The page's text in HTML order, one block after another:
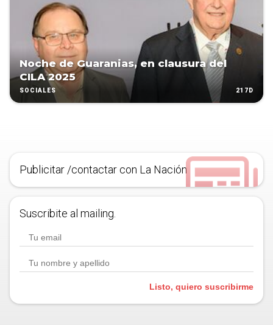
Noche de Guaranias, en clausura del
CILA 2025
SOCIALES 217D
Publicitar /contactar con La Nación
Suscribite al mailing.
Listo, quiero suscribirme